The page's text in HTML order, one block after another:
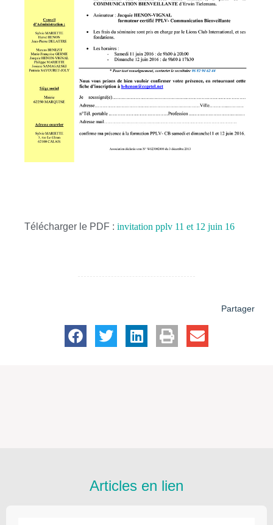
Télécharger le PDF : invitation pplv 11 et 12 juin 16
Partager
Articles en lien